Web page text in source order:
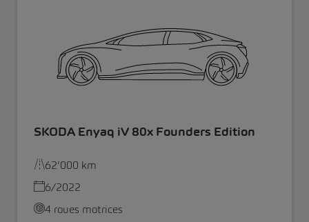
SKODA Enyaq iV 80x Founders Edition
62’000 km
6/2022
4 roues motrices